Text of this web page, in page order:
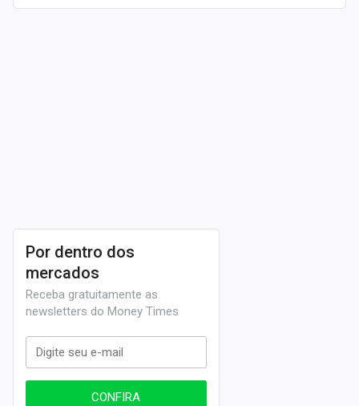
próprio.
Por dentro dos
mercados
Receba gratuitamente as
newsletters do Money Times